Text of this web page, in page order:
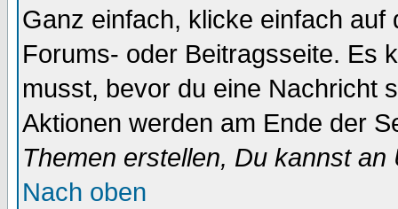
Ganz einfach, klicke einfach
Forums- oder Beitragsseite. Es
musst, bevor du eine Nachricht
Aktionen werden am Ende der
Themen erstellen, Du kannst
Nach oben